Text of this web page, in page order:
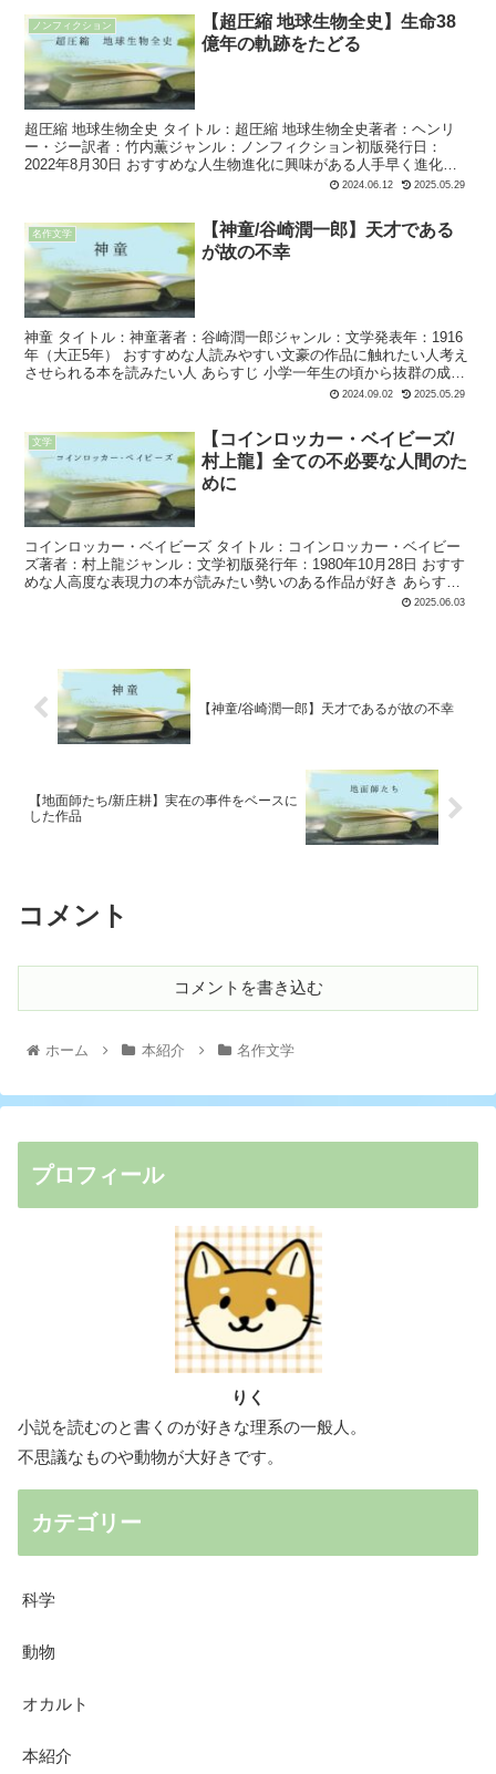
ノンフィクション
【超圧縮 地球生物全史】生命38
億年の軌跡をたどる
超圧縮 地球生物全史 タイトル：超圧縮 地球生物全史著者：ヘンリ
ー・ジー訳者：竹内薫ジャンル：ノンフィクション初版発行日：
2022年8月30日 おすすめな人生物進化に興味がある人手早く進化の
2024.06.12 2025.05.29
名作文学
【神童/谷崎潤一郎】天才である
が故の不幸
神童 タイトル：神童著者：谷崎潤一郎ジャンル：文学発表年：1916
年（大正5年） おすすめな人読みやすい文豪の作品に触れたい人考え
させられる本を読みたい人 あらすじ 小学一年生の頃から抜群の成績
2024.09.02 2025.05.29
文学
【コインロッカー・ベイビーズ/
村上龍】全ての不必要な人間のた
めに
コインロッカー・ベイビーズ タイトル：コインロッカー・ベイビー
ズ著者：村上龍ジャンル：文学初版発行年：1980年10月28日 おすす
めな人高度な表現力の本が読みたい勢いのある作品が好き あらすじ
2025.06.03
【神童/谷崎潤一郎】天才であるが故の不幸
【地面師たち/新庄耕】実在の事件をベースに
した作品
コメント
コメントを書き込む
ホーム 本紹介 名作文学
プロフィール
りく
小説を読むのと書くのが好きな理系の一般人。
不思議なものや動物が大好きです。
カテゴリー
科学
動物
オカルト
本紹介